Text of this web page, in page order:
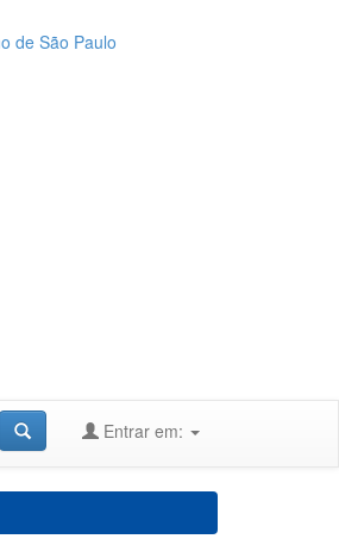
Entrar em: